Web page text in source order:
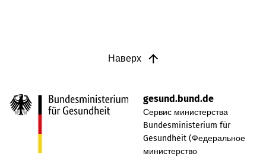
Наверх
gesund.bund.de
Сервис министерства
Bundesministerium für
Gesundheit (Федеральное
министерство